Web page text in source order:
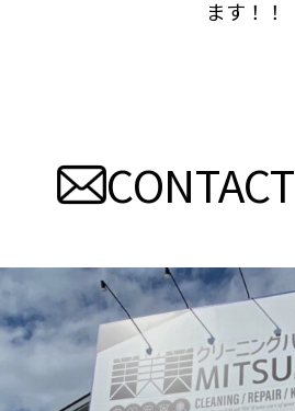
ます！！
CONTACT